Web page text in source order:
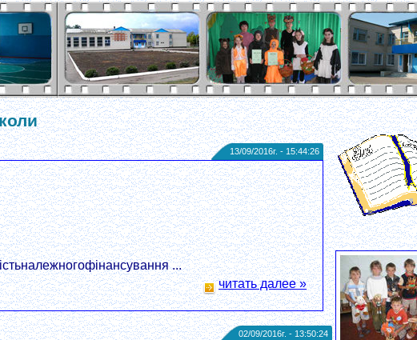
13/09/2016г. - 15:44:26
...
читать далее »
02/09/2016г. - 13:50:24